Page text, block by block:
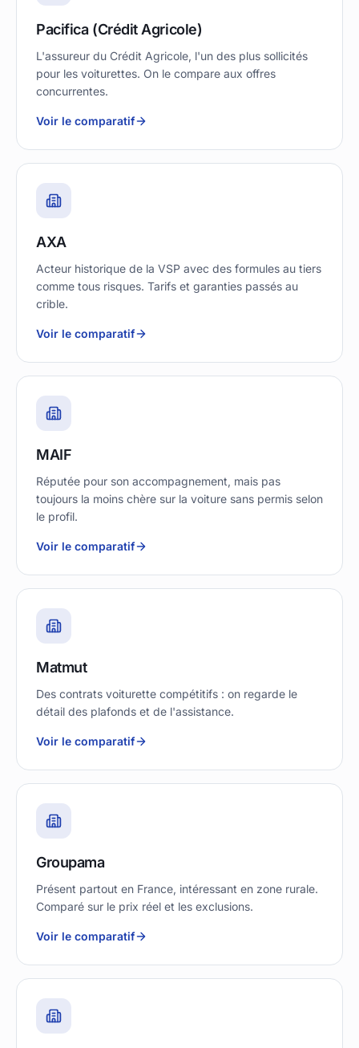
Pacifica (Crédit Agricole)
L'assureur du Crédit Agricole, l'un des plus sollicités
pour les voiturettes. On le compare aux offres
concurrentes.
Voir le comparatif
AXA
Acteur historique de la VSP avec des formules au tiers
comme tous risques. Tarifs et garanties passés au
crible.
Voir le comparatif
MAIF
Réputée pour son accompagnement, mais pas
toujours la moins chère sur la voiture sans permis selon
le profil.
Voir le comparatif
Matmut
Des contrats voiturette compétitifs : on regarde le
détail des plafonds et de l'assistance.
Voir le comparatif
Groupama
Présent partout en France, intéressant en zone rurale.
Comparé sur le prix réel et les exclusions.
Voir le comparatif